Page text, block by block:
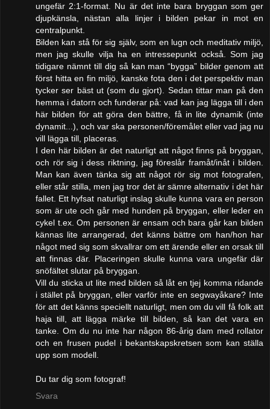
ungefär 2:1-format. Nu är det inte bara bryggan som ger
djupkänsla, nästan alla linjer i bilden pekar in mot en
centralpunkt.
Bilden kan stå för sig själv, som en lugn och meditativ miljö,
men jag skulle vilja ha en intressepunkt också. Som jag
tidigare nämnt till dig så kan man “bygga” bilder genom att
först hitta en fin miljö, kanske fota den i det perspektiv man
tycker ser bäst ut (som du gjort). Sedan tittar man på den
hemma i datorn och funderar på: vad kan jag lägga till i den
här bilden för att göra den bättre, få in lite dynamik (inte
dynamit...), och var ska personen/föremålet eller vad jag nu
vill lägga till, placeras.
I den här bilden är det naturligt att något finns på bryggan,
och rör sig i dess riktning, jag föreslår framåt/inåt i bilden.
Man kan även tänka sig att något rör sig mot fotografen,
eller står stilla, men jag tror det är sämre alternativ i det här
fallet. Ett hyfsat naturligt inslag skulle kunna vara en person
som är ute och går med hunden på bryggan, eller leder en
cykel t.ex. Om personen är ensam och bara går kan bilden
kännas lite arrangerad, det känns bättre om han/hon har
något med sig som skvallrar om ett ärende eller en orsak till
att finnas där. Placeringen skulle kunna vara ungefär där
snöfältet slutar på bryggan.
Vill du sticka ut lite med bilden så låt en tjej komma ridande
i stället på bryggan, eller varför inte en segwayåkare? Inte
för att det känns speciellt naturligt, men om du vill få folk att
haja till, att lägga märke till bilden, så kan det vara en
tanke. Om du nu inte har någon 86-årig dam med rollator
och en frusen pudel i bekantskapskretsen som kan ställa
upp som modell.
Du tar dig som fotograf!
Svara